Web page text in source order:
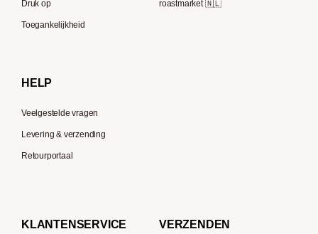
Supremo
Moccamaster
Druk op
Toegankelijkheid
roastmarket 🇳🇱
HELP
Veelgestelde vragen
Levering & verzending
Retourportaal
KLANTENSERVICE VERZENDEN